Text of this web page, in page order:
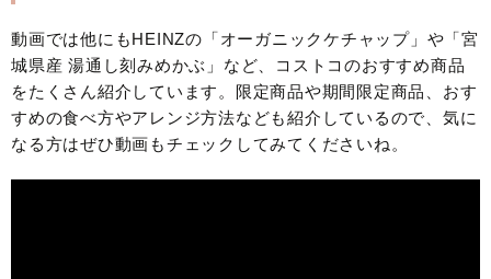
動画では他にもHEINZの「オーガニックケチャップ」や「宮
城県産 湯通し刻みめかぶ」など、コストコのおすすめ商品
をたくさん紹介しています。限定商品や期間限定商品、おす
すめの食べ方やアレンジ方法なども紹介しているので、気に
なる方はぜひ動画もチェックしてみてくださいね。